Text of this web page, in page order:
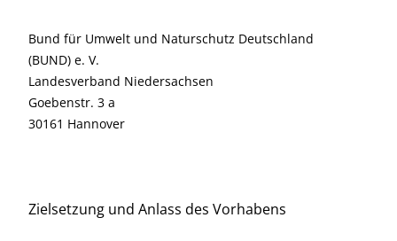
Bund für Umwelt und Naturschutz Deutschland
(BUND) e. V.
Landesverband Niedersachsen
Goebenstr. 3 a
30161 Hannover
Zielsetzung und Anlass des Vorhabens